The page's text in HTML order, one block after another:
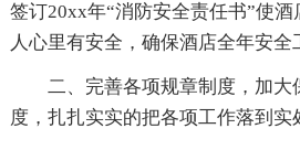
签订20xx年“消防安全责任书”使
人心里有安全，确保酒店全年安全
二、完善各项规章制度，加大
度，扎扎实实的把各项工作落到实